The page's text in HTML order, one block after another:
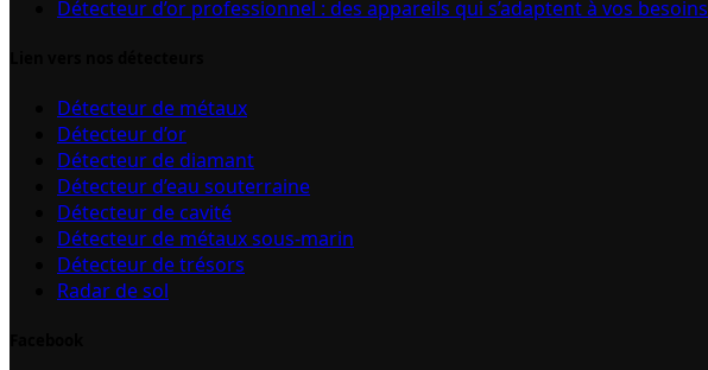
Détecteur d’or professionnel : des appareils qui s’adaptent à vos besoins
Détecteur de métaux
Détecteur d’or
Détecteur de diamant
Détecteur d’eau souterraine
Détecteur de cavité
Détecteur de métaux sous-marin
Détecteur de trésors
Radar de sol